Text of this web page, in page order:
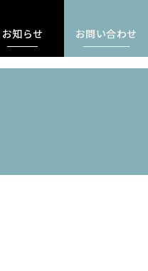
お知らせ お問い合わせ